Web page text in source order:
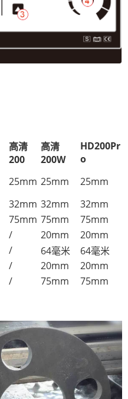
高清
200
高清
200W
HD200Pr
o
25mm 25mm
25mm
32mm 32mm
32mm
75mm 75mm
75mm
/ 20mm
20mm
/ 64毫米
64毫米
/ 20mm
20mm
/ 75mm
75mm